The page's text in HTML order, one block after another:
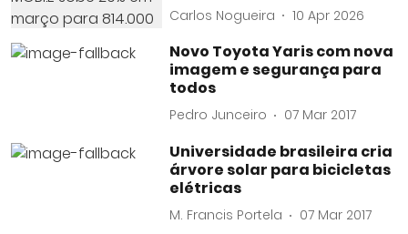
Carlos Nogueira 10 Apr 2026
Novo Toyota Yaris com nova
imagem e segurança para
todos
Pedro Junceiro 07 Mar 2017
Universidade brasileira cria
árvore solar para bicicletas
elétricas
M. Francis Portela 07 Mar 2017